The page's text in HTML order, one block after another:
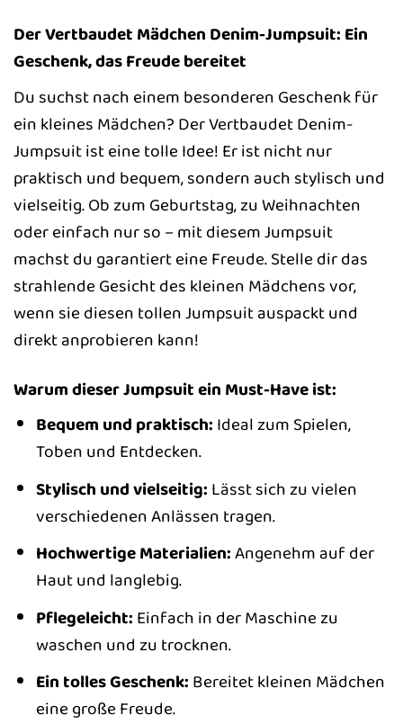
Der Vertbaudet Mädchen Denim-Jumpsuit: Ein
Geschenk, das Freude bereitet
Du suchst nach einem besonderen Geschenk für
ein kleines Mädchen? Der Vertbaudet Denim-
Jumpsuit ist eine tolle Idee! Er ist nicht nur
praktisch und bequem, sondern auch stylisch und
vielseitig. Ob zum Geburtstag, zu Weihnachten
oder einfach nur so – mit diesem Jumpsuit
machst du garantiert eine Freude. Stelle dir das
strahlende Gesicht des kleinen Mädchens vor,
wenn sie diesen tollen Jumpsuit auspackt und
direkt anprobieren kann!
Warum dieser Jumpsuit ein Must-Have ist:
Bequem und praktisch: Ideal zum Spielen,
Toben und Entdecken.
Stylisch und vielseitig: Lässt sich zu vielen
verschiedenen Anlässen tragen.
Hochwertige Materialien:Angenehm auf der
Haut und langlebig.
Pflegeleicht: Einfach in der Maschine zu
waschen und zu trocknen.
Ein tolles Geschenk: Bereitet kleinen Mädchen
eine große Freude.